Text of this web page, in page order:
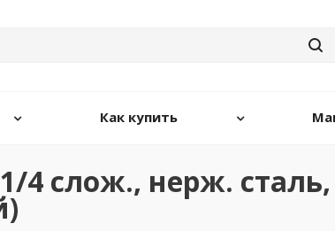
Как купить
4 слож., нерж.